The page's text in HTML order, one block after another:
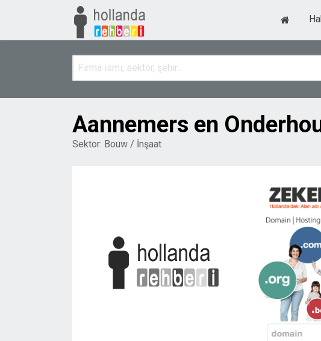
Aannemers en
Sektor: Bouw / İnşaat